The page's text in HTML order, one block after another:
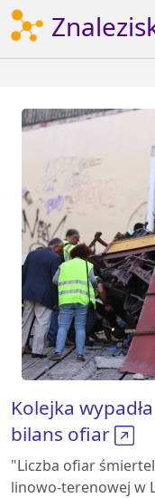
Kolejka
bilans ofiar
"Liczba ofiar
linowo-terenowej w